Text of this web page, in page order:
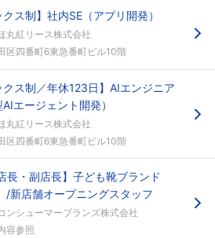
クス制】社内SE（アプリ開発）
丸紅リース株式会社
区四番町6東急番町ビル10階
クス制／年休123日】AIエンジニア
AIエージェント開発）
丸紅リース株式会社
区四番町6東急番町ビル10階
長・副店長】子ども靴ブランド
/新店舗オープニングスタッフ
ンシューマーブランズ株式会社
容参照